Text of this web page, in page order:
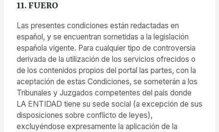
11. FUERO
Las presentes condiciones están redactadas en
español, y se encuentran sometidas a la legislación
española vigente. Para cualquier tipo de controversia
derivada de la utilización de los servicios ofrecidos o
de los contenidos propios del portal las partes, con la
aceptación de estas Condiciones, se someterán a los
Tribunales y Juzgados competentes del país donde
LA ENTIDAD tiene su sede social (a excepción de sus
disposiciones sobre conflicto de leyes),
excluyéndose expresamente la aplicación de la